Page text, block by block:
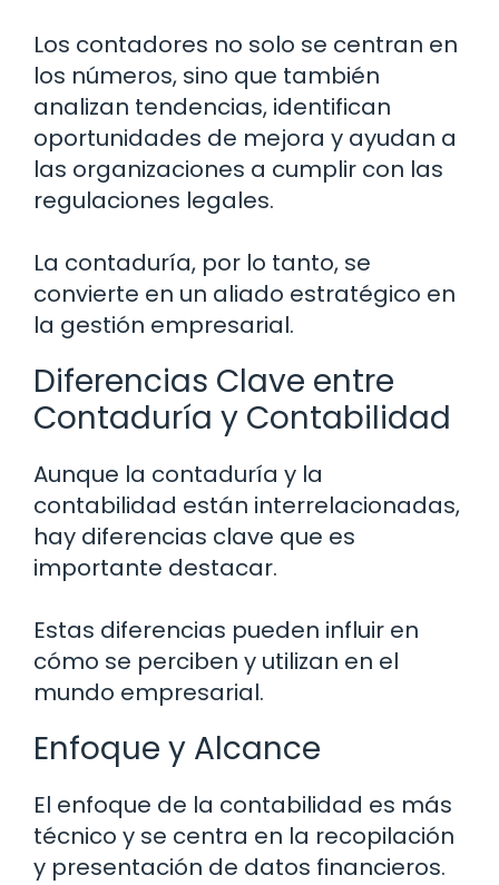
Los contadores no solo se centran en
los números, sino que también
analizan tendencias, identifican
oportunidades de mejora y ayudan a
las organizaciones a cumplir con las
regulaciones legales.
La contaduría, por lo tanto, se
convierte en un aliado estratégico en
la gestión empresarial.
Diferencias Clave entre
Contaduría y Contabilidad
Aunque la contaduría y la
contabilidad están interrelacionadas,
hay diferencias clave que es
importante destacar.
Estas diferencias pueden influir en
cómo se perciben y utilizan en el
mundo empresarial.
Enfoque y Alcance
El enfoque de la contabilidad es más
técnico y se centra en la recopilación
y presentación de datos financieros.